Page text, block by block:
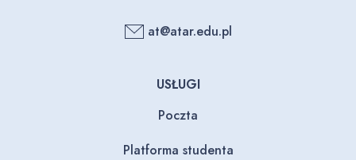
at@atar.edu.pl
USŁUGI
Poczta
Platforma studenta